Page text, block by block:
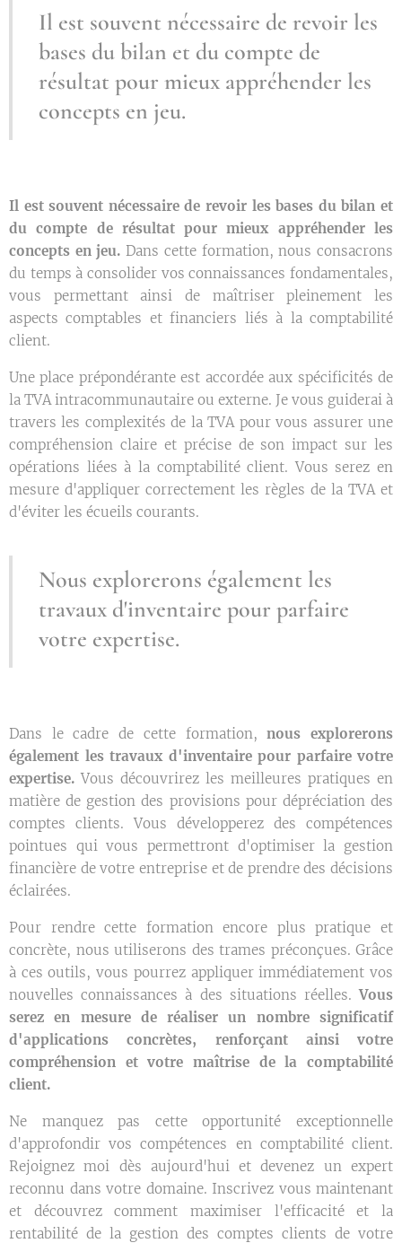
Il est souvent nécessaire de revoir les
bases du bilan et du compte de
résultat pour mieux appréhender les
concepts en jeu.
Il est souvent nécessaire de revoir les bases du bilan et
du compte de résultat pour mieux appréhender les
concepts en jeu. Dans cette formation, nous consacrons
du temps à consolider vos connaissances fondamentales,
vous permettant ainsi de maîtriser pleinement les
aspects comptables et financiers liés à la comptabilité
client.
Une place prépondérante est accordée aux spécificités de
la TVA intracommunautaire ou externe. Je vous guiderai à
travers les complexités de la TVA pour vous assurer une
compréhension claire et précise de son impact sur les
opérations liées à la comptabilité client. Vous serez en
mesure d'appliquer correctement les règles de la TVA et
d'éviter les écueils courants.
Nous explorerons également les
travaux d'inventaire pour parfaire
votre expertise.
Dans le cadre de cette formation,nous explorerons
également les travaux d'inventaire pour parfaire votre
expertise.Vous découvrirez les meilleures pratiques en
matière de gestion des provisions pour dépréciation des
comptes clients. Vous développerez des compétences
pointues qui vous permettront d'optimiser la gestion
financière de votre entreprise et de prendre des décisions
éclairées.
Pour rendre cette formation encore plus pratique et
concrète, nous utiliserons des trames préconçues. Grâce
à ces outils, vous pourrez appliquer immédiatement vos
nouvelles connaissances à des situations réelles.Vous
serez en mesure de réaliser un nombre significatif
d'applications concrètes, renforçant ainsi votre
compréhension et votre maîtrise de la comptabilité
client.
Ne manquez pas cette opportunité exceptionnelle
d'approfondir vos compétences en comptabilité client.
Rejoignez moi dès aujourd'hui et devenez un expert
reconnu dans votre domaine. Inscrivez vous maintenant
et découvrez comment maximiser l'efficacité et la
rentabilité de la gestion des comptes clients de votre